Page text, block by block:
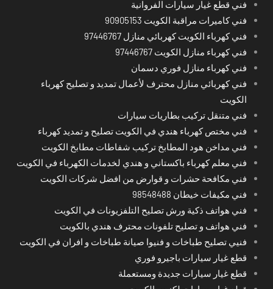
فني قطع غيار سيارات الفروانية
فني كاميرات مراقبة الكويت 90905153
فني كهرباء الكويت كهربائي منازل 97446767
فني كهرباء منازل الكويت 97446767
فني كهرباء منازل فوري دسمان
فني كهربائي منازل محترف لأعمال تمديد و تصليح كهرباء
الكويت
فني متنقل تركيب بطاريات سيارات
فني مختص كهرباء هندي في الكويت تصليح و تمديد كهرباء
فني مداخن هود المطابخ تركيب شفاطات مطابخ الكويت
فني معلم كهرباء باكستاني و هندي لخدمات الكهرباء في الكويت
فني مكافحة حشرات و قوارض من افضل شركات الكويت
فني مكيفات خيطان 98548488
فني هواتف ذكية ورش تصليح التلفزيونات في الكويت
فني هواتف و تصليح تلفونات محترف هندي بالكويت
فنيي تصليح طباخات و فنيوا صيانة طباخات و افران في الكويت
قطع غيار سيارات باجيرو فوري
قطع غيار سيارات جديدة ومستعملة